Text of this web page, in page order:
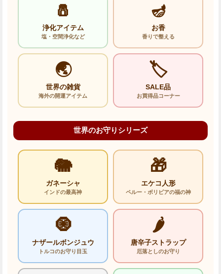
🧂
浄化アイテム
塩・空間浄化など
🪔
お香
香りで整える
🌏
世界の雑貨
海外の開運アイテム
🏷️
SALE品
お買得品コーナー
世界のお守りシリーズ
🐘
ガネーシャ
インドの最高神
🎁
エケコ人形
ペルー・ボリビアの福の神
🧿
ナザールボンジュウ
トルコのお守り目玉
🌶️
唐辛子ストラップ
厄落としのお守り